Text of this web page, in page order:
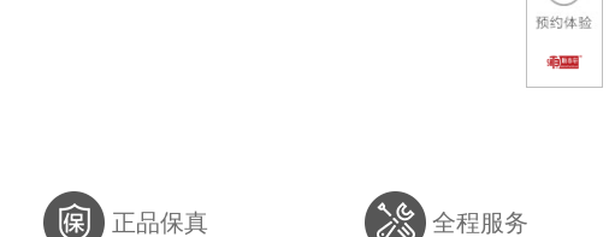
正品保真 全程服务